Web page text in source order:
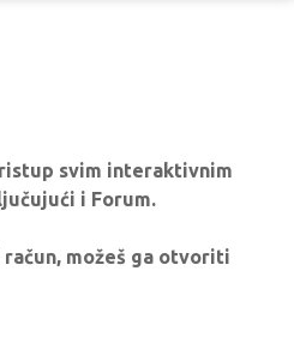
svim interaktivnim
i Forum.
možeš ga otvoriti